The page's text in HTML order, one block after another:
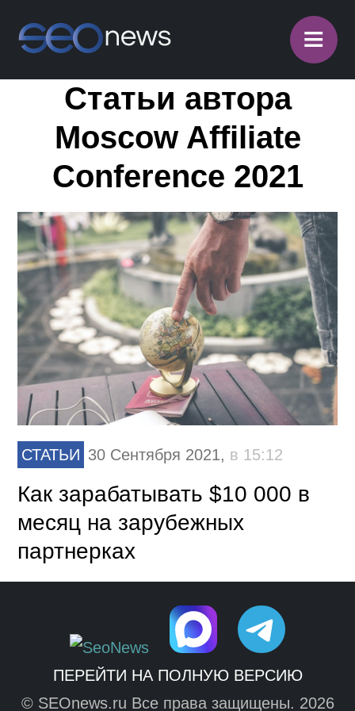
≡
Статьи автора
Moscow Affiliate
Conference 2021
СТАТЬИ 30 Сентября 2021, в 15:12
Как зарабатывать $10 000 в
месяц на зарубежных
партнерках
ПЕРЕЙТИ НА ПОЛНУЮ ВЕРСИЮ
© SEOnews.ru Все права защищены. 2026